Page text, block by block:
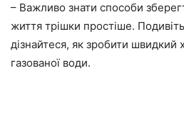
– Важливо знати способи
життя трішки простіше.
дізнайтеся, як зробити швидкий
газованої води.